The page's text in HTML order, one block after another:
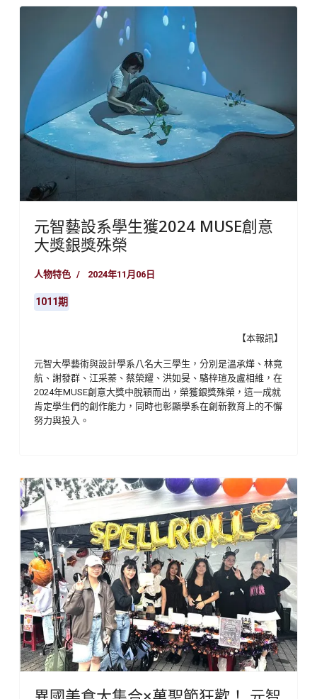
元智藝設系學生獲2024 MUSE創意
大獎銀獎殊榮
人物特色 2024年11月06日
1011期
【本報訊】
元智大學藝術與設計學系八名大三學生，分別是溫承燁、林竟
航、謝發群、江采蓁、蔡榮耀、洪如旻、駱梓瑄及盧相維，在
2024年MUSE創意大獎中脫穎而出，榮獲銀獎殊榮，這一成就
肯定學生們的創作能力，同時也彰顯學系在創新教育上的不懈
努力與投入。